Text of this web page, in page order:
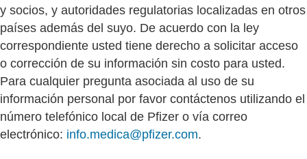
y socios, y autoridades regulatorias localizadas en otros
países además del suyo. De acuerdo con la ley
correspondiente usted tiene derecho a solicitar acceso
o corrección de su información sin costo para usted.
Para cualquier pregunta asociada al uso de su
información personal por favor contáctenos utilizando el
número telefónico local de Pfizer o vía correo
electrónico: info.medica@pfizer.com.